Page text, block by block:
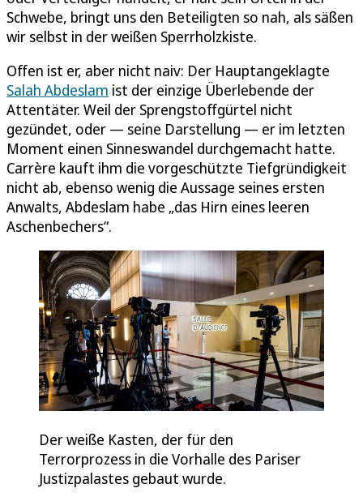
Schwebe, bringt uns den Beteiligten so nah, als säßen
wir selbst in der weißen Sperrholzkiste.
Offen ist er, aber nicht naiv: Der Hauptangeklagte
Salah Abdeslam ist der einzige Überlebende der
Attentäter. Weil der Sprengstoffgürtel nicht
gezündet, oder — seine Darstellung — er im letzten
Moment einen Sinneswandel durchgemacht hatte.
Carrère kauft ihm die vorgeschützte Tiefgründigkeit
nicht ab, ebenso wenig die Aussage seines ersten
Anwalts, Abdeslam habe „das Hirn eines leeren
Aschenbechers“.
Der weiße Kasten, der für den
Terrorprozess in die Vorhalle des Pariser
Justizpalastes gebaut wurde.